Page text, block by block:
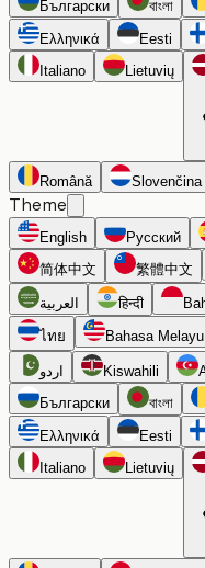
Български
বাংলা
Ελληνικά
Eesti
Italiano
Lietuvių
Română Slovenčina
Theme
English Русский
简体中文
繁體中文
العربية हिन्दी
ไทย
Bahasa Melayu
اردو Kiswahili
Български
বাংলা
Ελληνικά
Eesti
Italiano
Lietuvių